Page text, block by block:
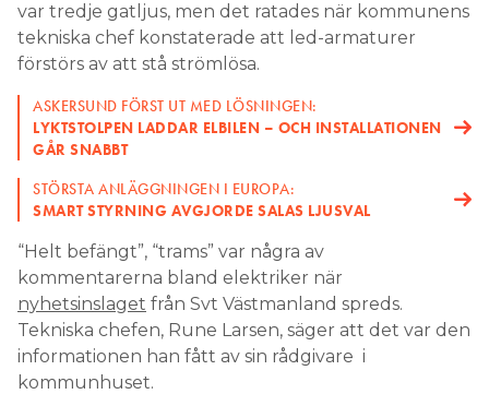
var tredje gatljus, men det ratades när kommunens
tekniska chef konstaterade att led-armaturer
förstörs av att stå strömlösa.
ASKERSUND FÖRST UT MED LÖSNINGEN:
LYKTSTOLPEN LADDAR ELBILEN – OCH INSTALLATIONEN
GÅR SNABBT
STÖRSTA ANLÄGGNINGEN I EUROPA:
SMART STYRNING AVGJORDE SALAS LJUSVAL
“Helt befängt”, “trams” var några av
kommentarerna bland elektriker när
nyhetsinslaget från Svt Västmanland spreds.
Tekniska chefen, Rune Larsen, säger att det var den
informationen han fått av sin rådgivare i
kommunhuset.